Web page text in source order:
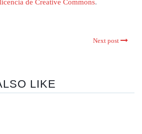
licencia de Creative Commons.
Next post
LIKE